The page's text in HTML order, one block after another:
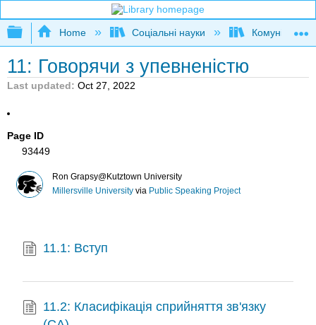
Expand/collapse global hierarchy
Home Соціальні науки
11: Говорячи з упевненістю
Last updated Oct 27, 2022
Page ID
93449
Ron Grapsy@Kutztown University
Millersville Universityvia Public Speaking Project
11.1: Вступ
11.2: Класифікація сприйняття зв'язку